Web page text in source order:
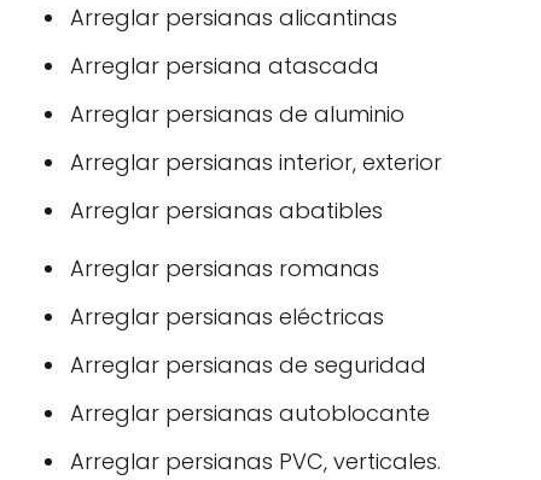
Arreglar persianas alicantinas
Arreglar persiana atascada
Arreglar persianas de aluminio
Arreglar persianas interior, exterior
Arreglar persianas abatibles
Arreglar persianas romanas
Arreglar persianas eléctricas
Arreglar persianas de seguridad
Arreglar persianas autoblocante
Arreglar persianas PVC, verticales.